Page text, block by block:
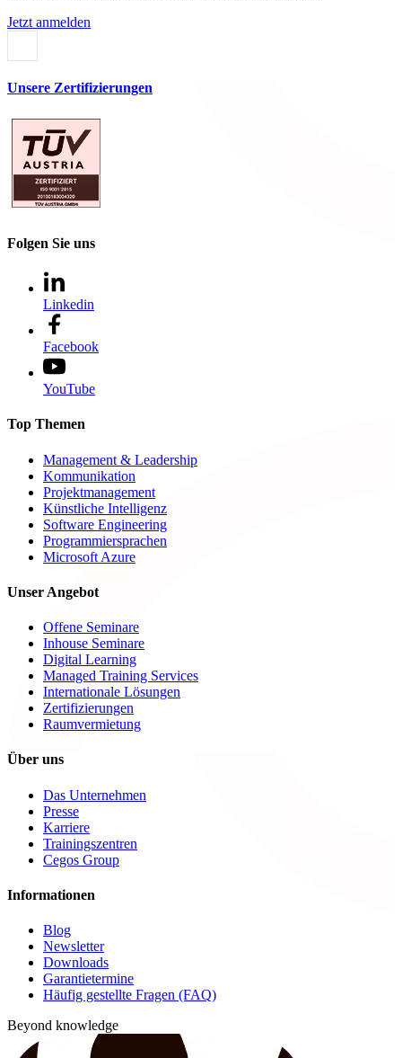
Jetzt anmelden
Unsere Zertifizierungen
Folgen Sie uns
Linkedin
Facebook
YouTube
Top Themen
Management & Leadership
Kommunikation
Projektmanagement
Künstliche Intelligenz
Software Engineering
Programmiersprachen
Microsoft Azure
Unser Angebot
Offene Seminare
Inhouse Seminare
Digital Learning
Managed Training Services
Internationale Lösungen
Zertifizierungen
Raumvermietung
Über uns
Das Unternehmen
Presse
Karriere
Trainingszentren
Cegos Group
Informationen
Blog
Newsletter
Downloads
Garantietermine
Häufig gestellte Fragen (FAQ)
Beyond knowledge